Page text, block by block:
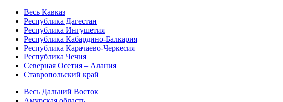
Весь Кавказ
Республика Дагестан
Республика Ингушетия
Республика Кабардино-Балкария
Республика Карачаево-Черкесия
Республика Чечня
Северная Осетия – Алания
Ставропольский край
Весь Дальний Восток
Амурская область